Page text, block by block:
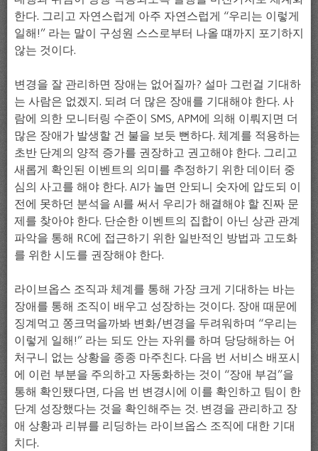
한다. 그리고 자연스럽게 아주 자연스럽게 “우리는 이렇게
일해!” 라는 말이 구성원 스스로부터 나올 떄까지 포기하지
않는 것이다.
변경을 잘 관리하면 장애는 없어질까? 설마 그런걸 기대하
는 사람은 없겠지. 되려 더 많은 장애를 기대해야 한다. 사
람에 의한 모니터링 수준이 SMS, APM에 의해 이뤄지면 더
많은 장애가 발생할 건 불을 보듯 뻔하다. 체계를 적용하는
초반 단계의 양적 증가를 권장하고 권고해야 한다. 그리고
새롭게 확인된 이벤트의 의미를 추정하기 위한 데이터 중
심의 사고를 해야 한다. AI가 놀면 안되니 숫자에 압도되 이
전에 못하던 분석을 AI를 써서 우리가 해결해야 할 진짜 문
제를 찾아야 한다. 단순한 이벤트의 집합이 아닌 상관 관계
파악을 통해 RC에 접근하기 위한 일반적인 방법과 고도화
를 위한 시도를 권장해야 한다.
라이브옵스 조직과 체계를 통해 가장 크게 기대하는 바는
장애를 통해 조직이 배우고 성장하는 것이다. 장애 때문에
징계먹고 쫑크먹을까봐 변화/변경을 두려워하며 “우리는
이렇게 일해!” 라는 되도 안는 자위를 하며 당당해하는 어
처구니 없는 상황을 종종 마주친다. 다음 번 서비스 배포시
에 이런 부분을 주의하고 자동화하는 것이 “장애 부검”을
통해 확인됐다면, 다음 번 변경시에 이를 확인하고 팀이 한
단계 성장했다는 것을 확인해주는 것. 변경을 관리하고 장
애 상황과 리뷰를 리딩하는 라이브옵스 조직에 대한 기대
치다.